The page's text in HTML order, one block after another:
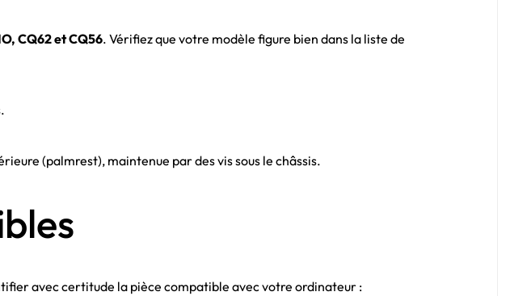
CQ62 et CQ56. Vérifiez que votre modèle figure bien dans la liste de
(palmrest), maintenue par des vis sous le châssis.
avec certitude la pièce compatible avec votre ordinateur :